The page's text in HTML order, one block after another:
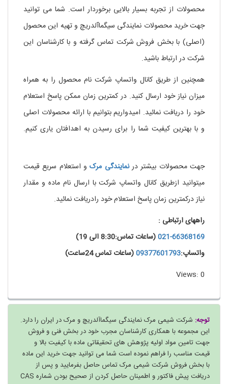
محصولات از تجربه بسیار بالایی برخوردار است. شما می توانید
جهت خرید محصولات نمایندگی سیگماآلدریچ و تهیه این محصول
(اصلی) با بخش فروش شرکت تماس گرفته و با کارشناسان این
شرکت در ارتباط باشید.
همچنین از طریق کانال واتساپ شرکت نام محصول را به همراه
میزان نیاز خود ارسال کنید. در کمترین زمان ممکن پاسخ استعلام
خود را دریافت نمائید. امیدواریم بتوانیم با ارائه محصولات اصلی
و با بهترین کیفیت شما را برای رسیدن به اهدافتان یاری کنیم.
جهت محصولات بیشتر درنمایندگی مرکو استعلام سریع قیمت
میتوانید ازطریق کانال واتساپ شرکت با ارسال نام ماده و مقدار
نیاز درکمترین زمان پاسخ استعلام خود رادریافت نمائید.
راههای ارتباطی :
021-66368169(ساعات تماس:8:30 الی 19)
واتساپ:09377601793(ساعات تماس 24ساعت)
Views: 0
توجه: شرکت شیمی مرک نمایندگی سیگماآلدریچ و مرک در ایران را دارد.
این مجموعه با همکاری کارشناسان مجرب خود در بخش فنی و فروش
جهت تامین مواد اولیه پژوهش های تحقیقاتی ماده با کیفیت بالا و
قیمت مناسب را فراهم نموده است شما می توانید جهت خرید این ماده
با بخش فروش شرکت شیمی مرک تماس حاصل بفرمایید و پس از
دریافت پیش فاکتور و اطمینان حاصل کردن از صحیح بودن شماره CAS